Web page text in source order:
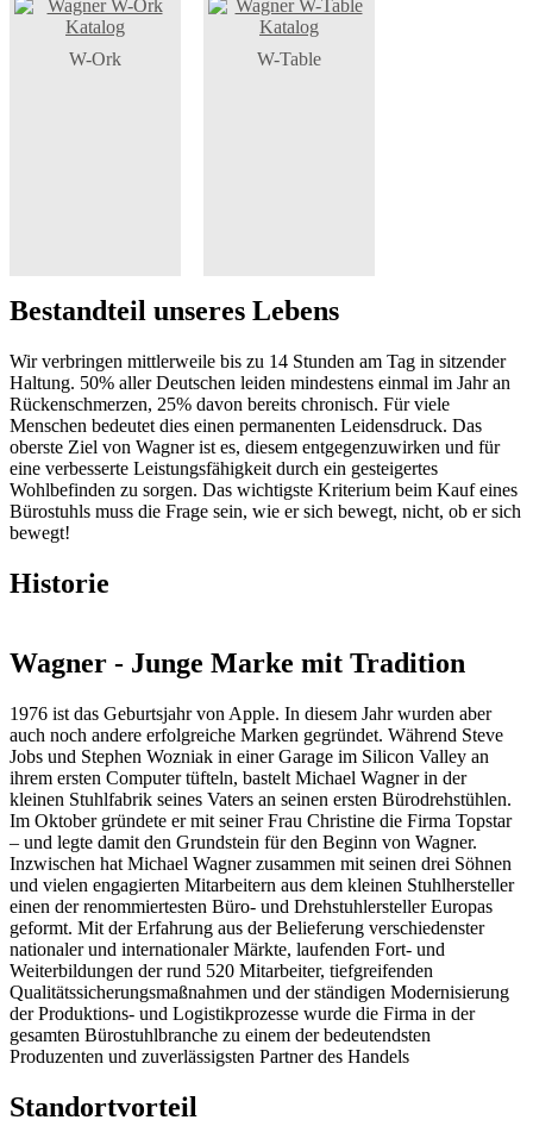
W-Ork W-Table
Bestandteil unseres Lebens
Wir verbringen mittlerweile bis zu 14 Stunden am Tag in sitzender
Haltung. 50% aller Deutschen leiden mindestens einmal im Jahr an
Rückenschmerzen, 25% davon bereits chronisch. Für viele
Menschen bedeutet dies einen permanenten Leidensdruck. Das
oberste Ziel von Wagner ist es, diesem entgegenzuwirken und für
eine verbesserte Leistungsfähigkeit durch ein gesteigertes
Wohlbefinden zu sorgen. Das wichtigste Kriterium beim Kauf eines
Bürostuhls muss die Frage sein, wie er sich bewegt, nicht, ob er sich
bewegt!
Historie
Wagner - Junge Marke mit Tradition
1976 ist das Geburtsjahr von Apple. In diesem Jahr wurden aber
auch noch andere erfolgreiche Marken gegründet. Während Steve
Jobs und Stephen Wozniak in einer Garage im Silicon Valley an
ihrem ersten Computer tüfteln, bastelt Michael Wagner in der
kleinen Stuhlfabrik seines Vaters an seinen ersten Bürodrehstühlen.
Im Oktober gründete er mit seiner Frau Christine die Firma Topstar
– und legte damit den Grundstein für den Beginn von Wagner.
Inzwischen hat Michael Wagner zusammen mit seinen drei Söhnen
und vielen engagierten Mitarbeitern aus dem kleinen Stuhlhersteller
einen der renommiertesten Büro- und Drehstuhlersteller Europas
geformt. Mit der Erfahrung aus der Belieferung verschiedenster
nationaler und internationaler Märkte, laufenden Fort- und
Weiterbildungen der rund 520 Mitarbeiter, tiefgreifenden
Qualitätssicherungsmaßnahmen und der ständigen Modernisierung
der Produktions- und Logistikprozesse wurde die Firma in der
gesamten Bürostuhlbranche zu einem der bedeutendsten
Produzenten und zuverlässigsten Partner des Handels
Standortvorteil